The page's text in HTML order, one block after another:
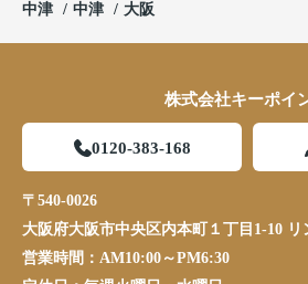
中津
中津 大阪
株式会社キーポイ
0120-383-168
〒540-0026
大阪府大阪市中央区内本町１丁目1-10 リ
営業時間： AM10:00～PM6:30